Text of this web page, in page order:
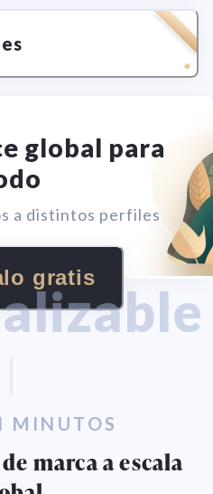
global para
a distintos perfiles
gratis
MINUTOS
marca a escala